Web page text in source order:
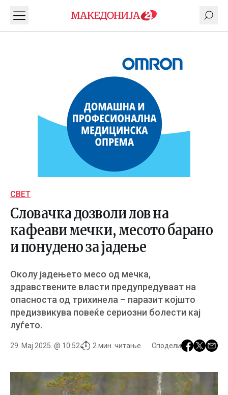
СВЕТ
Словачка дозволи лов на
кафеави мечки, месото барано
и понудено за јадење
Околу јадењето месо од мечка,
здравствените власти предупредуваат на
опасноста од трихинела – паразит којшто
предизвикува повеќе сериозни болести кај
луѓето.
29. Мај 2025. @ 10:52 2 мин. читање Сподели